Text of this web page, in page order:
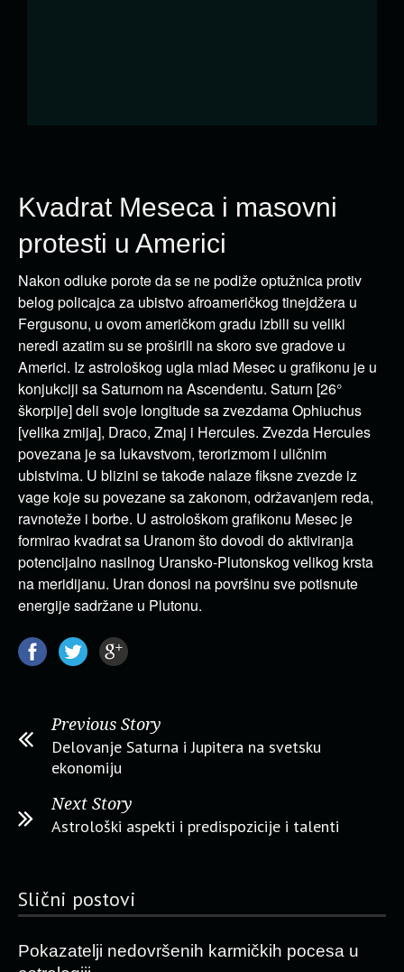
Kvadrat Meseca i masovni
protesti u Americi
Nakon odluke porote da se ne podiže optužnica protiv
belog policajca za ubistvo afroameričkog tinejdžera u
Fergusonu, u ovom američkom gradu izbili su veliki
neredi azatim su se proširili na skoro sve gradove u
Americi. Iz astrološkog ugla mlad Mesec u grafikonu je u
konjukciji sa Saturnom na Ascendentu. Saturn [26°
škorpije] deli svoje longitude sa zvezdama Ophiuchus
[velika zmija], Draco, Zmaj i Hercules. Zvezda Hercules
povezana je sa lukavstvom, terorizmom i uličnim
ubistvima. U blizini se takođe nalaze fiksne zvezde iz
vage koje su povezane sa zakonom, održavanjem reda,
ravnoteže i borbe. U astrološkom grafikonu Mesec je
formirao kvadrat sa Uranom što dovodi do aktiviranja
potencijalno nasilnog Uransko-Plutonskog velikog krsta
na meridijanu. Uran donosi na površinu sve potisnute
energije sadržane u Plutonu.
Previous Story
Delovanje Saturna i Jupitera na svetsku
ekonomiju
Next Story
Astrološki aspekti i predispozicije i talenti
Slični postovi
Pokazatelji nedovršenih karmičkih pocesa u